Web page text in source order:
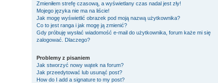
Zmieniłem strefę czasową, a wyświetlany czas nadal jest zły!
Mojego języka nie ma na liście!
Jak mogę wyświetlić obrazek pod moją nazwą użytkownika?
Co to jest ranga i jak mogę ją zmienić?
Gdy próbuję wysłać wiadomość e-mail do użytkownika, forum każe mi się
zalogować. Dlaczego?
Problemy z pisaniem
Jak stworzyć nowy wątek na forum?
Jak przeedytować lub usunąć post?
How do I add a signature to my post?